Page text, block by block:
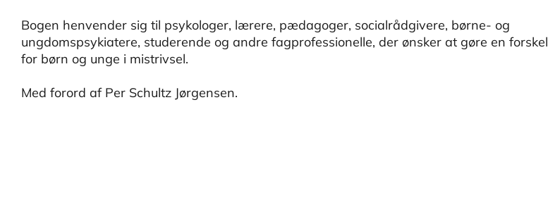
Bogen henvender sig til psykologer, lærere, pædagoger, socialrådgivere, børne- og
ungdomspsykiatere, studerende og andre fagprofessionelle, der ønsker at gøre en forskel
for børn og unge i mistrivsel.
Med forord af Per Schultz Jørgensen.